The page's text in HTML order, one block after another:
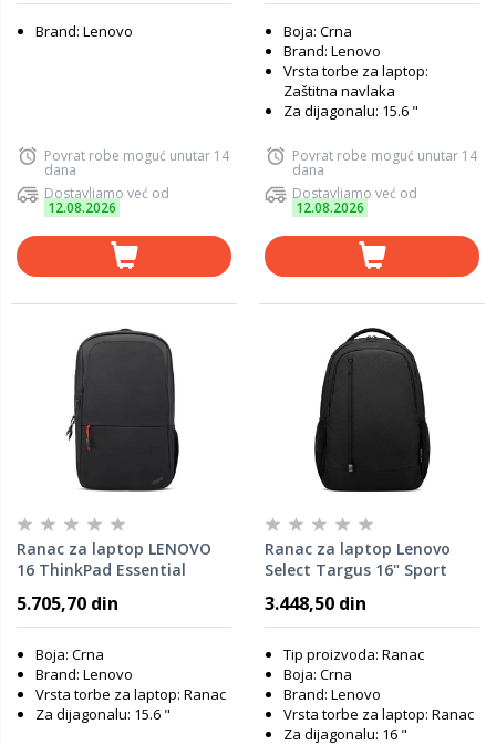
Brand: Lenovo
Povrat robe moguć unutar 14
dana
Dostavljamo već od
12.08.2026
Boja: Crna
Brand: Lenovo
Vrsta torbe za laptop:
Zaštitna navlaka
Za dijagonalu: 15.6 "
Povrat robe moguć unutar 14
dana
Dostavljamo već od
12.08.2026
Ranac za laptop LENOVO
16 ThinkPad Essential
5.705,70 din
Boja: Crna
Brand: Lenovo
Vrsta torbe za laptop: Ranac
Za dijagonalu: 15.6 "
Ranac za laptop Lenovo
Select Targus 16" Sport
3.448,50 din
Tip proizvoda: Ranac
Boja: Crna
Brand: Lenovo
Vrsta torbe za laptop: Ranac
Za dijagonalu: 16 "